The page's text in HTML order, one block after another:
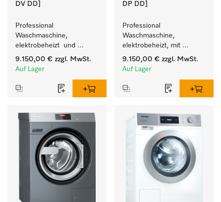
DV DD]
Professional
Waschmaschine,
elektrobeheizt  und
Waschmitteleinspülkasten,
M Touch Pro, für das
9.150,00 € zzgl. MwSt.
Auf Lager
DP DD]
Professional
Waschmaschine,
elektrobeheizt, mit
Ablaufpumpe  und
Waschmitteleinspülkasten,
Facility Management.
9.150,00 € zzgl. MwSt.
Auf Lager